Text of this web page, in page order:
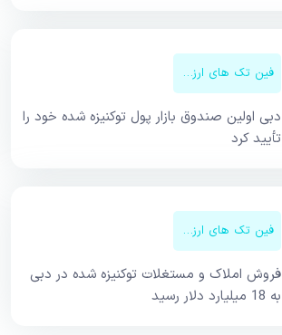
فین تک های ارزهای دیجیتال
دبی اولین صندوق بازار پول توکنیزه شده خود را
تأیید کرد
فین تک های ارزهای دیجیتال
فروش املاک و مستغلات توکنیزه شده در دبی
به 18 میلیارد دلار رسید